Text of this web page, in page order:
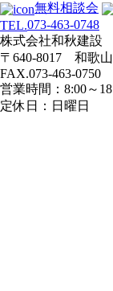
無料相談会
TEL.073-463-0748
株式会社和秋建設
〒640-8017 和歌
FAX.073-463-0750
営業時間：8:00～
定休日：日曜日